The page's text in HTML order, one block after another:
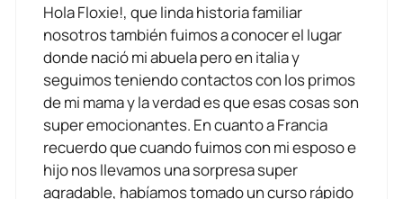
Hola Floxie!, que linda historia familiar
nosotros también fuimos a conocer el lugar
donde nació mi abuela pero en italia y
seguimos teniendo contactos con los primos
de mi mama y la verdad es que esas cosas son
super emocionantes. En cuanto a Francia
recuerdo que cuando fuimos con mi esposo e
hijo nos llevamos una sorpresa super
agradable, habíamos tomado un curso rápido